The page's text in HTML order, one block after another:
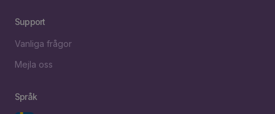
Support
Vanliga frågor
Mejla oss
Språk